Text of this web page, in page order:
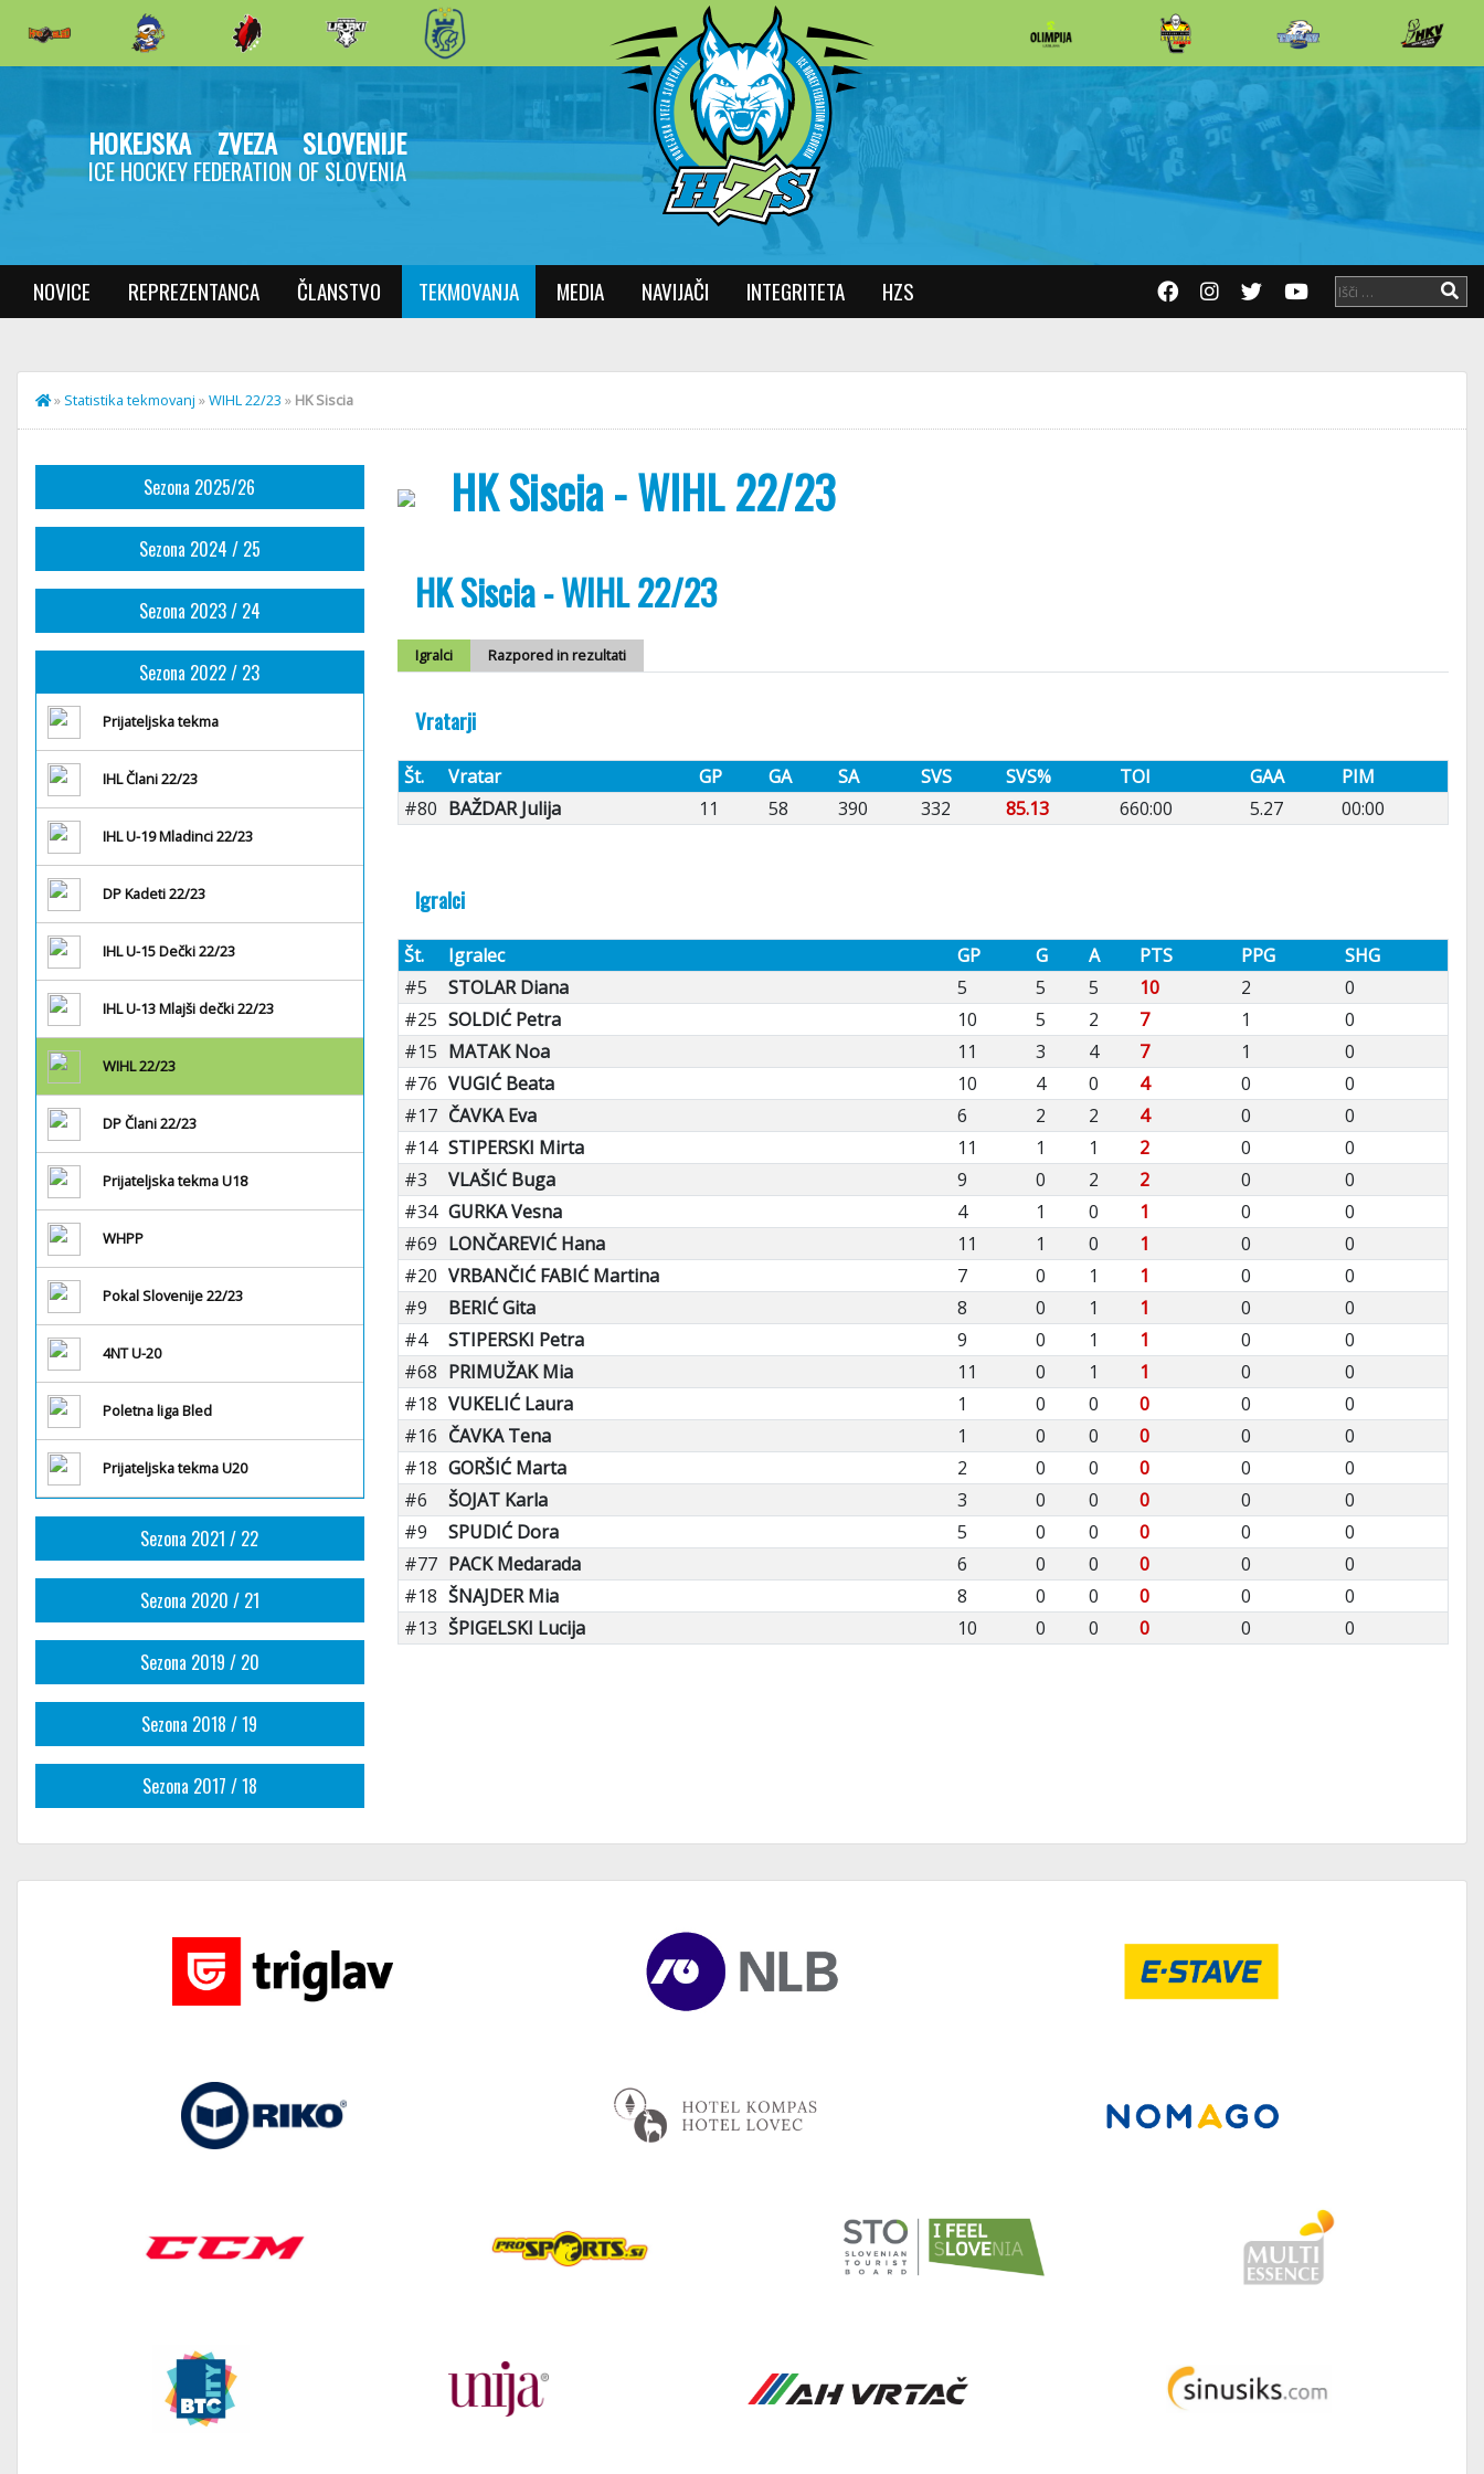
HOKEJSKA ZVEZA SLOVENIJE
ICE HOCKEY FEDERATION OF SLOVENIA
NOVICE REPREZENTANCA ČLANSTVO TEKMOVANJA MEDIA NAVIJAČI INTEGRITETA HZS
» Statistika tekmovanj »WIHL 22/23 » HK Siscia
Sezona 2025/26
Sezona 2024 / 25
Sezona 2023 / 24
Sezona 2022 / 23
Prijateljska tekma
IHL Člani 22/23
IHL U-19 Mladinci 22/23
DP Kadeti 22/23
IHL U-15 Dečki 22/23
IHL U-13 Mlajši dečki 22/23
WIHL 22/23
DP Člani 22/23
Prijateljska tekma U18
WHPP
Pokal Slovenije 22/23
4NT U-20
Poletna liga Bled
Prijateljska tekma U20
Sezona 2021 / 22
Sezona 2020 / 21
Sezona 2019 / 20
Sezona 2018 / 19
Sezona 2017 / 18
HK Siscia - WIHL 22/23
HK Siscia - WIHL 22/23
Igralci Razpored in rezultati
Vratarji
Št. Vratar GP GA SA SVS SVS% TOI GAA
PIM
#80 BAŽDAR Julija 11 58 390 332 85.13 660:00 5.27 00:00
Igralci
Št. Igralec GP G A PTS PPG
SHG
#5
STOLAR Diana 5 5 5 10 2
0
#25 SOLDIĆ Petra 10 5 2 7 1
0
#15 MATAK Noa 11 3 4 7 1
0
#76 VUGIĆ Beata 10 4 0 4 0
0
#17 ČAVKA Eva 6 2 2 4 0
0
#14 STIPERSKI Mirta 11 1 1 2 0
0
#3
VLAŠIĆ Buga 9 0 2 2 0
0
#34 GURKA Vesna 4 1 0 1 0
0
#69 LONČAREVIĆ Hana 11 1 0 1 0
0
#20 VRBANČIĆ FABIĆ Martina 7 0 1 1 0
0
#9
BERIĆ Gita 8 0 1 1 0
0
#4
STIPERSKI Petra 9 0 1 1 0
0
#68 PRIMUŽAK Mia 11 0 1 1 0
0
#18 VUKELIĆ Laura 1 0 0 0 0
0
#16 ČAVKA Tena 1 0 0 0 0
0
#18 GORŠIĆ Marta 2 0 0 0 0
0
#6
ŠOJAT Karla 3 0 0 0 0
0
#9
SPUDIĆ Dora 5 0 0 0 0
0
#77 PACK Medarada 6 0 0 0 0
0
#18 ŠNAJDER Mia 8 0 0 0 0
0
#13 ŠPIGELSKI Lucija 10 0 0 0 0 0